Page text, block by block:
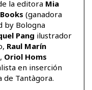
la editora Mia
(ganadora
by Bologna
Pang ilustrador
, Raul Marín
Oriol Homs
en inserción
de Tantàgora.